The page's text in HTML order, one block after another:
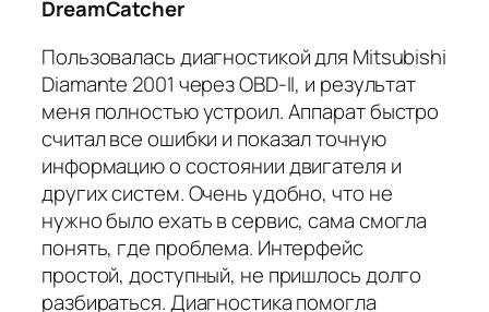
DreamCatcher
Пользовалась диагностикой для Mitsubishi
Diamante 2001 через OBD-II, и результат
меня полностью устроил. Аппарат быстро
считал все ошибки и показал точную
информацию о состоянии двигателя и
других систем. Очень удобно, что не
нужно было ехать в сервис, сама смогла
понять, где проблема. Интерфейс
простой, доступный, не пришлось долго
разбираться. Диагностика помогла